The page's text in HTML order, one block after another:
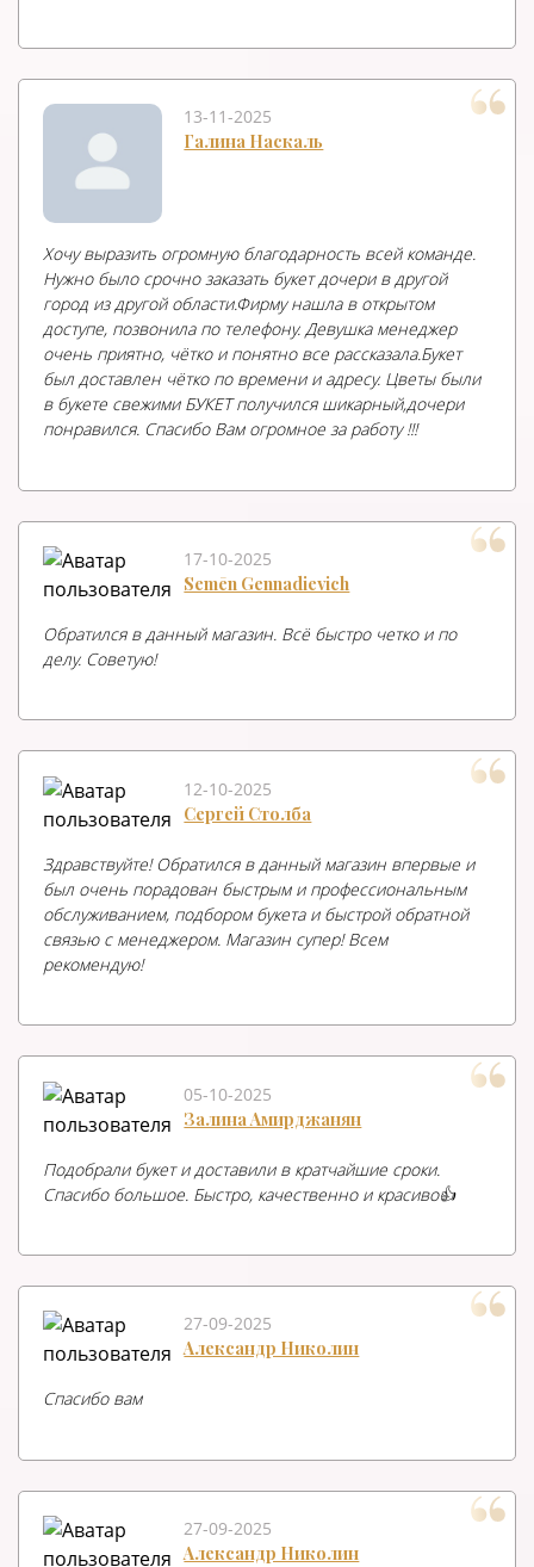
13-11-2025
Галина Наскаль
Хочу выразить огромную благодарность всей команде.
Нужно было срочно заказать букет дочери в другой
город из другой области.Фирму нашла в открытом
доступе, позвонила по телефону. Девушка менеджер
очень приятно, чётко и понятно все рассказала.Букет
был доставлен чётко по времени и адресу. Цветы были
в букете свежими БУКЕТ получился шикарный,дочери
понравился. Спасибо Вам огромное за работу !!!
17-10-2025
Semēn Gennadievich
Обратился в данный магазин. Всё быстро четко и по
делу. Советую!
12-10-2025
Сергей Столба
Здравствуйте! Обратился в данный магазин впервые и
был очень порадован быстрым и профессиональным
обслуживанием, подбором букета и быстрой обратной
связью с менеджером. Магазин супер! Всем
рекомендую!
05-10-2025
Залина Амирджанян
Подобрали букет и доставили в кратчайшие сроки.
Спасибо большое. Быстро, качественно и красиво👍
27-09-2025
Александр Николин
Спасибо вам
27-09-2025
Александр Николин